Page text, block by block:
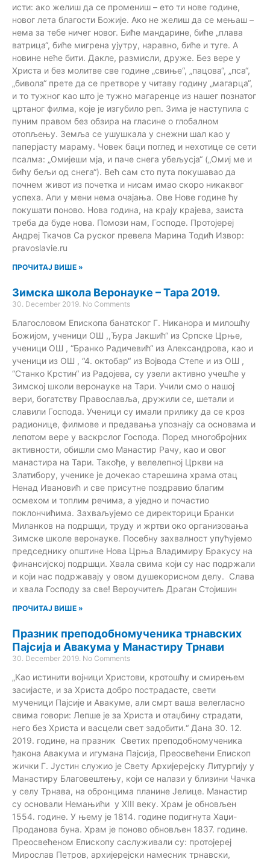
исти: ако желиш да се промениш – ето ти нове године,
новог лета благости Божије. Ако не желиш да се мењаш –
нема за тебе ничег новог. Биће мандарине, биће „плава
ватрица“, биће мигрена ујутру, наравно, биће и туге. А
новине неће бити. Дакле, размисли, друже. Без вере у
Христа и без молитве све године „свиње“, „пацова“, „пса“,
„бивола“ прете да се претворе у читаву годину „магарца“,
и то тужног као што је тужно магаренце из нашег познатог
цртаног филма, које је изгубило реп. Зима је наступила с
пуним правом без обзира на гласине о глобалном
отопљењу. Земља се ушушкала у снежни шал као у
паперјасту мараму. Човек баци поглед и нехотице се сети
псалма: „Омијеши мја, и паче снега убељусја“ („Омиј ме и
бићу бељи од снега“). Већ сам сто пута покушавао да
почнем живот из почетка и нисам имао скоро никаквог
успеха. Али у мени нема очајања. Ове Нове године ћу
покушати поново. Нова година, на крају крајева, заиста
треба да буде нова. Помози нам, Господе. Протојереј
Андреј Ткачов Са руског превела Марина Тодић Извор:
pravoslavie.ru
ПРОЧИТАЈ ВИШЕ »
Зимска школа Веронауке – Тара 2019.
30. December 2019. No Comments
Благословом Епископа банатског Г. Никанора и милошћу
Божијом, ученици ОШ ,,Ђура Јакшић“ из Српске Црње,
ученици ОШ , “Бранко Радичевић“ из Александрова, као и
ученици из ОШ , “4. октобар“ из Војвода Степе и из ОШ ,
“Станко Крстин“ из Радојева, су узели активно учешће у
Зимској школи веронауке на Тари. Учили смо о нашој
вери, богатству Православља, дружили се, шетали и
славили Господа. Ученици су имали прилику да се кроз
радионице, филмове и предавања упознају са основама и
лепотом вере у васкрслог Господа. Поред многобројних
активности, обишли смо Манастир Рачу, као и овог
манастира на Тари. Такође, у велелепној Цркви на
Златибору, ученике је дочекао старешина храма отац
Ненад Ивановић и све присутне поздравио благим
осмехом и топлим речима, а уједно и почастио
поклончићима. Захваљујемо се директорици Бранки
Миланков на подршци, труду и жртви око организовања
Зимске школе веронауке. Посебну захвалност упућујемо
председнику општине Нова Црња Владимиру Бракусу на
финансијској подршци. Хвала свима који су нас подржали
и који нас подржавају у овом душекорисном делу. Слава
и хвала Господу за све! Вероучитељ Драган Стојишин
ПРОЧИТАЈ ВИШЕ »
Празник преподобномученика трнавских
Пајсија и Авакума у Манастиру Трнави
30. December 2019. No Comments
„Као истинити војници Христови, кротошћу и смирењем
засијасте, и за Христа добро пострадасте, свети
мученици Пајсије и Авакуме, али смрт ваша велегласно
свима говори: Лепше је за Христа и отаџбину страдати,
него без Христа и васцели свет задобити.“ Дана 30. 12.
2019. године, на празник Светих преподобномученика
ђакона Авакума и игумана Пајсија, Преосвећени Епископ
жички Г. Јустин служио је Свету Архијерејску Литургију у
Манастиру Благовештењу, који се налази у близини Чачка
у селу Трнава, на обронцима планине Јелице. Манастир
су основали Немањићи у XIII веку. Храм је обновљен
1554. године. У њему је 1814. године подигнута Хаџи-
Проданова буна. Храм је поново обновљен 1837. године.
Преосвећеном Епископу саслуживали су: протојереј
Мирослав Петров, архијерејски намесник трнавски,